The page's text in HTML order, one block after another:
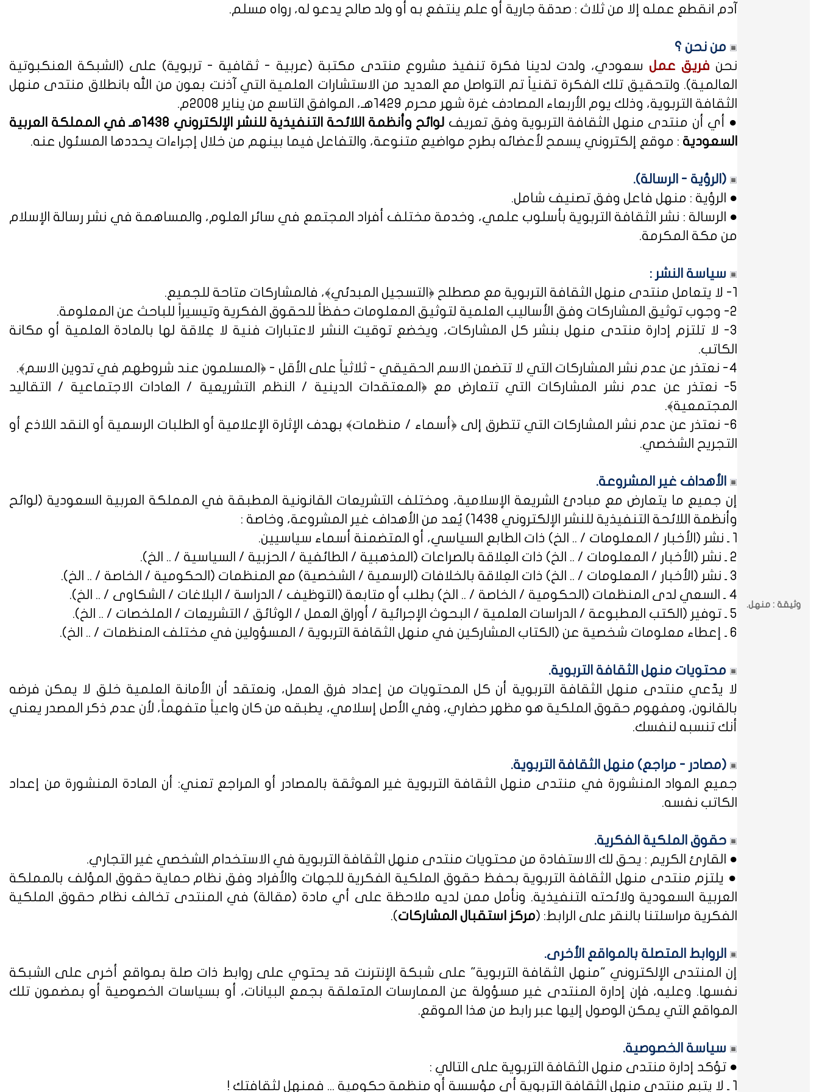
وثيقة : منهل.
آدم انقطع عمله إلا من ثلاث : صدقة جارية أو علم ينتفع به أو ولد صالح يدعو له، رواه مسلم.
من نحن ؟
نحن فريق عمل سعودي، ولدت لدينا فكرة تنفيذ مشروع منتدى مكتبة (عربية - ثقافية - تربوية) على (الشبكة العنكبوتية
العالمية). ولتحقيق تلك الفكرة تقنياً تم التواصل مع العديد من الاستشارات العلمية التي آذنت بعون من الله بانطلاق منتدى منهل
الثقافة التربوية، وذلك يوم الأربعاء المصادف غرة شهر محرم 1429هـ، الموافق التاسع من يناير 2008م.
● أي أن منتدى منهل الثقافة التربوية وفق تعريف
لوائح وأنظمة اللائحة التنفيذية للنشر الإلكتروني 1438هـ في المملكة العربية
السعودية : موقع إلكتروني يسمح لأعضائه بطرح مواضيع متنوعة، والتفاعل فيما بينهم من خلال إجراءات يحددها المسئول عنه.
(الرؤية - الرسالة).
● الرؤية : منهل فاعل وفق تصنيف شامل.
● الرسالة : نشر الثقافة التربوية بأسلوب علمي، وخدمة مختلف أفراد المجتمع في سائر العلوم، والمساهمة في نشر رسالة الإسلام
من مكة المكرمة.
سياسة النشر :
1- لا يتعامل منتدى منهل الثقافة التربوية مع مصطلح ﴿التسجيل المبدئي﴾، فالمشاركات متاحة للجميع.
2- وجوب توثيق المشاركات وفق الأساليب العلمية لتوثيق المعلومات حفظاً للحقوق الفكرية وتيسيراً للباحث عن المعلومة.
3- لا تلتزم إدارة منتدى منهل بنشر كل المشاركات، ويخضع توقيت النشر لاعتبارات فنية لا عِلاقة لها بالمادة العلمية أو مكانة
الكاتب.
4- نعتذر عن عدم نشر المشاركات التي لا تتضمن الاسم الحقيقي - ثلاثياً على الأقل - ﴿المسلمون عند شروطهم في تدوين الاسم﴾.
5- نعتذر عن عدم نشر المشاركات التي تتعارض مع ﴿المعتقدات الدينية / النظم التشريعية / العادات الاجتماعية / التقاليد
المجتمعية﴾.
6- نعتذر عن عدم نشر المشاركات التي تتطرق إلى ﴿أسماء / منظمات﴾ بهدف الإثارة الإعلامية أو الطلبات الرسمية أو النقد اللاذع أو
التجريح الشخصي.
الأهداف غير المشروعة.
إن جميع ما يتعارض مع مبادئ الشريعة الإسلامية، ومختلف التشريعات القانونية المطبقة في المملكة العربية السعودية (لوائح
وأنظمة اللائحة التنفيذية للنشر الإلكتروني 1438
) يُعد من الأهداف غير المشروعة، وخاصة :
1 ـ نشر (الأخبار / المعلومات / .. الخ) ذات الطابع السياسي، أو المتضمنة أسماء سياسيين.
2 ـ نشر (الأخبار / المعلومات / .. الخ) ذات العِلاقة بالصراعات (المذهبية / الطائفية / الحزبية / السياسية / .. الخ).
3 ـ نشر (الأخبار / المعلومات / .. الخ) ذات العِلاقة بالخلافات (الرسمية / الشخصية) مع المنظمات (الحكومية / الخاصة / .. الخ).
4 ـ السعي لدى المنظمات (الحكومية / الخاصة / .. الخ) بطلب أو متابعة (التوظيف / الدراسة / البلاغات / الشكاوى / .. الخ).
5 ـ توفير (الكتب المطبوعة / الدراسات العلمية / البحوث الإجرائية / أوراق العمل / الوثائق / التشريعات / الملخصات / .. الخ).
6 ـ إعطاء معلومات شخصية عن (الكتاب المشاركين في منهل الثقافة التربوية / المسؤولين في مختلف المنظمات / .. الخ).
محتويات منهل الثقافة التربوية.
لا يدّعي منتدى منهل الثقافة التربوية أن كل المحتويات من إعداد فرق العمل، ونعتقد أن الأمانة العلمية خلق لا يمكن فرضه
بالقانون، ومفهوم حقوق الملكية هو مظهر حضاري، وفي الأصل إسلامي، يطبقه من كان واعياً متفهماً، لأن عدم ذكر المصدر يعني
أنك تنسبه لنفسك.
(مصادر - مراجع) منهل الثقافة التربوية.
جميع المواد المنشورة في منتدى منهل الثقافة التربوية غير الموثقة بالمصادر أو المراجع تعني: أن المادة المنشورة من إعداد
الكاتب نفسه.
حقوق الملكية الفكرية.
● القارئ الكريم : يحق لك الاستفادة من محتويات منتدى منهل الثقافة التربوية في الاستخدام الشخصي غير التجاري.
● يلتزم منتدى منهل الثقافة التربوية بحفظ حقوق الملكية الفكرية للجهات والأفراد وفق نظام حماية حقوق المؤلف بالمملكة
العربية السعودية ولائحته التنفيذية. ونأمل ممن لديه ملاحظة على أي مادة (مقالة) في المنتدى تخالف نظام حقوق الملكية
الفكرية مراسلتنا بالنقر على الرابط: (مركز استقبال المشاركات).
الروابط المتصلة بالمواقع الأخرى.
إن المنتدى الإلكتروني "منهل الثقافة التربوية" على شبكة الإنترنت قد يحتوي على روابط ذات صلة بمواقع أخرى على الشبكة
نفسها. وعليه، فإن إدارة المنتدى غير مسؤولة عن الممارسات المتعلقة بجمع البيانات، أو بسياسات الخصوصية أو بمضمون تلك
المواقع التي يمكن الوصول إليها عبر رابط من هذا الموقع.
سياسة الخصوصية.
● تؤكد إدارة منتدى منهل الثقافة التربوية على التالي :
1 ـ لا يتبع منتدى منهل الثقافة التربوية أي مؤسسة أو منظمة حكومية ... فمنهل لثقافتك !